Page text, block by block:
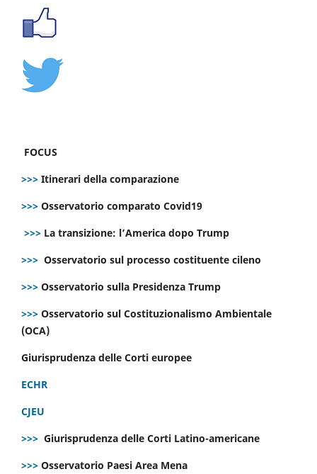
FOCUS
>>> Itinerari della comparazione
>>> Osservatorio comparato Covid19
>>> La transizione: l’America dopo Trump
>>> Osservatorio sul processo costituente cileno
>>> Osservatorio sulla Presidenza Trump
>>> Osservatorio sul Costituzionalismo Ambientale
(OCA)
Giurisprudenza delle Corti europee
ECHR
CJEU
>>> Giurisprudenza delle Corti Latino-americane
>>> Osservatorio Paesi Area Mena